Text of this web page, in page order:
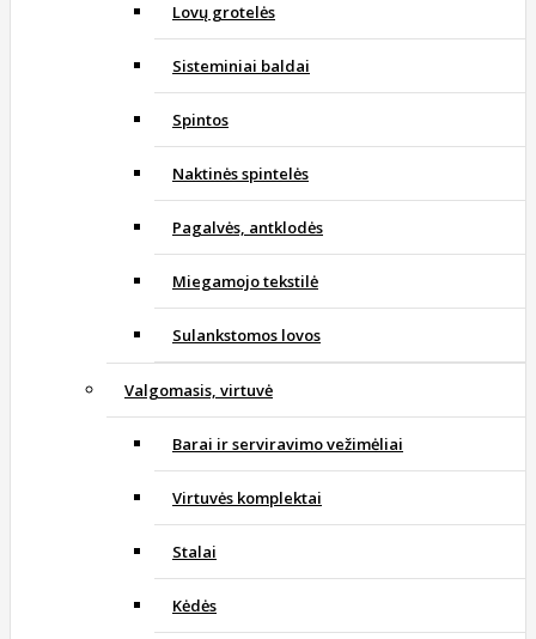
Lovų grotelės
Sisteminiai baldai
Spintos
Naktinės spintelės
Pagalvės, antklodės
Miegamojo tekstilė
Sulankstomos lovos
Valgomasis, virtuvė
Barai ir serviravimo vežimėliai
Virtuvės komplektai
Stalai
Kėdės